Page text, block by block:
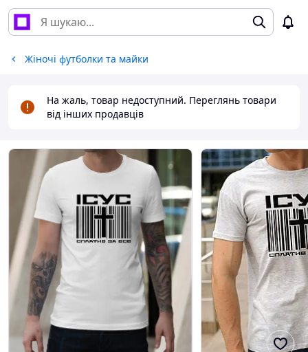
Жіночі футболки та майки
На жаль, товар недоступний. Переглянь товари
від інших продавців